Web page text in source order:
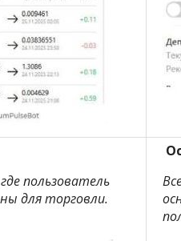
пользователь
для торговли.